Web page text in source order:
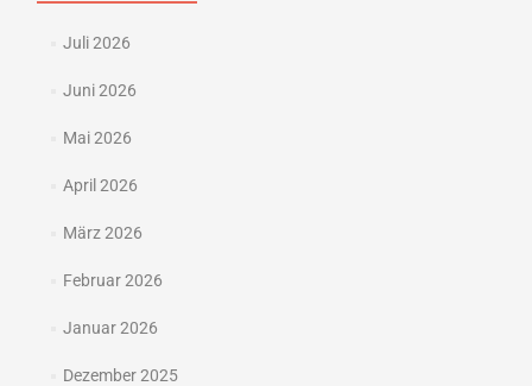
Juli 2026
Juni 2026
Mai 2026
April 2026
März 2026
Februar 2026
Januar 2026
Dezember 2025